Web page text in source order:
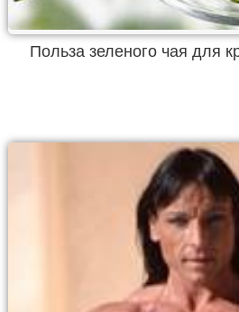
Польза зеленого чая для